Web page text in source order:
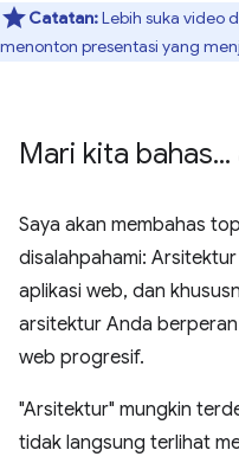
Catatan:Lebih suka video
menonton presentasi yang
Mari kita bahas...
Saya akan membahas
disalahpahami:
aplikasi web, dan
arsitektur Anda
web progresif.
"Arsitektur" mungkin
tidak langsung terlihat